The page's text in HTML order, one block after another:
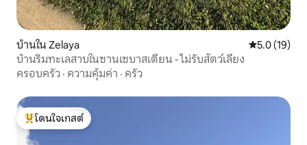
บ้านใน Zelaya คะแนนเฉลี่ย
5.0 (19)
บ้านริมทะเลสาบในซานเซบาสเตียน - ไม่รับสัตว์เลี้ยง
ครอบครัว · ความคุ้มค่า · ครัว
โดนใจเกสต์ที่สุด
โดนใจเกสต์